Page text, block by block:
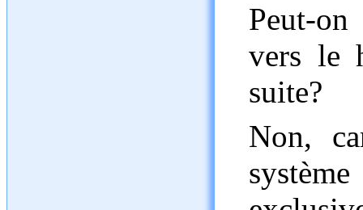
Peut-
vers le
suite?
Non,